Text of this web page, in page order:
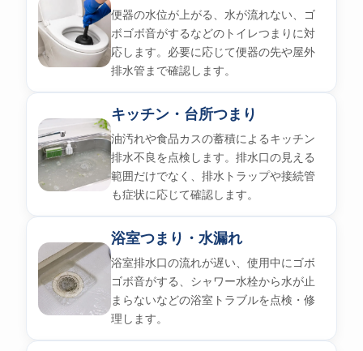
便器の水位が上がる、水が流れない、ゴ
ボゴボ音がするなどのトイレつまりに対
応します。必要に応じて便器の先や屋外
排水管まで確認します。
キッチン・台所つまり
油汚れや食品カスの蓄積によるキッチン
排水不良を点検します。排水口の見える
範囲だけでなく、排水トラップや接続管
も症状に応じて確認します。
浴室つまり・水漏れ
浴室排水口の流れが遅い、使用中にゴボ
ゴボ音がする、シャワー水栓から水が止
まらないなどの浴室トラブルを点検・修
理します。